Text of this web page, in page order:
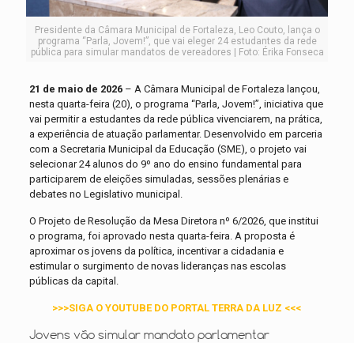
Presidente da Câmara Municipal de Fortaleza, Leo Couto, lança o
programa “Parla, Jovem!”, que vai eleger 24 estudantes da rede
pública para simular mandatos de vereadores | Foto: Érika Fonseca
21 de maio de 2026– A Câmara Municipal de Fortaleza lançou,
nesta quarta-feira (20), o programa “Parla, Jovem!”, iniciativa que
vai permitir a estudantes da rede pública vivenciarem, na prática,
a experiência de atuação parlamentar. Desenvolvido em parceria
com a Secretaria Municipal da Educação (SME), o projeto vai
selecionar 24 alunos do 9º ano do ensino fundamental para
participarem de eleições simuladas, sessões plenárias e
debates no Legislativo municipal.
O Projeto de Resolução da Mesa Diretora nº 6/2026, que institui
o programa, foi aprovado nesta quarta-feira. A proposta é
aproximar os jovens da política, incentivar a cidadania e
estimular o surgimento de novas lideranças nas escolas
públicas da capital.
>>>SIGA O YOUTUBE DO PORTAL TERRA DA LUZ <<<
Jovens vão simular mandato parlamentar